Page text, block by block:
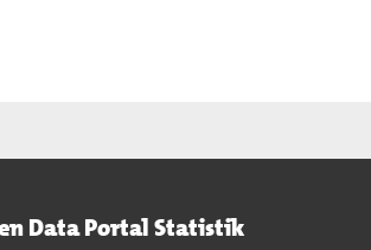
Data Portal Statistik